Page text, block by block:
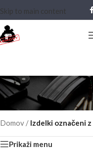
Skip to main content
Domov / Izdelki označeni z
Prikaži menu